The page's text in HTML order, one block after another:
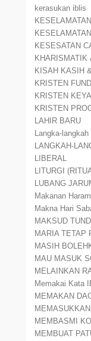
kerasukan iblis
KESESATAN
KISAH KASIH
KRISTEN
KRISTEN
KRISTEN
LAHIR BARU
Langka-
LANGKAH-
LIBERAL
LITURGI
LUBANG
Makanan
Makna Hari
MAKSUD
MARIA TETAP
MASIH
MAU MASUK
MELAINKAN
Memakai Kata
MEMAKAN
MEMBASMI
MEMBUAT